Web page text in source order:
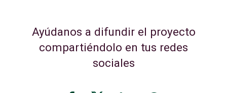
Ayúdanos a difundir el proyecto
compartiéndolo en tus redes
sociales